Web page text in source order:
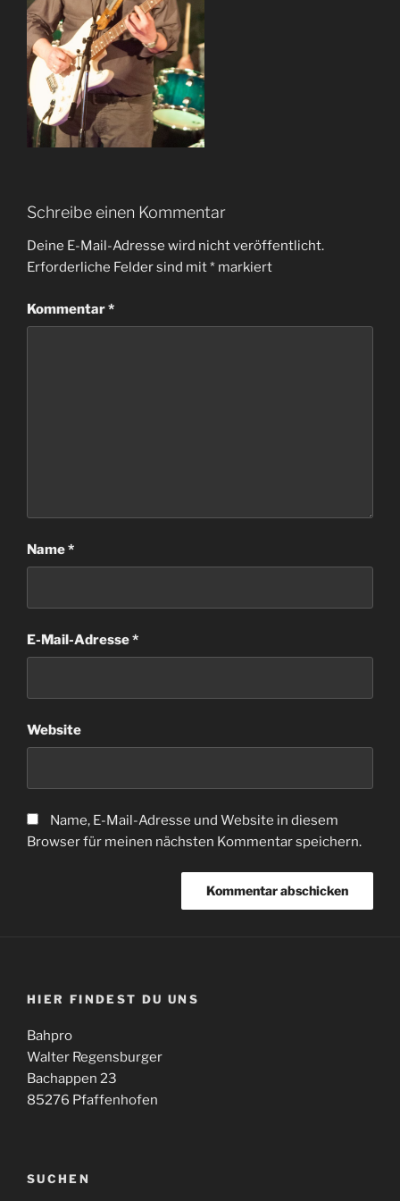
Schreibe einen Kommentar
Deine E-Mail-Adresse wird nicht veröffentlicht.
Erforderliche Felder sind mit* markiert
Kommentar*
Name*
E-Mail-Adresse*
Website
Name, E-Mail-Adresse und Website in diesem
Browser für meinen nächsten Kommentar speichern.
HIER FINDEST DU UNS
Bahpro
Walter Regensburger
Bachappen 23
85276 Pfaffenhofen
SUCHEN